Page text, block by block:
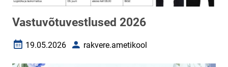
Vastuvõtuvestlused 2026
Loomise kuupäev
19.05.2026 Autorrakvere.ametikool